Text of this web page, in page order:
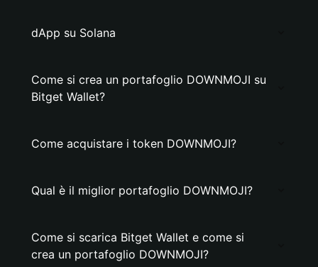
dApp su Solana
Come si crea un portafoglio DOWNMOJI su
Bitget Wallet?
Come acquistare i token DOWNMOJI?
Qual è il miglior portafoglio DOWNMOJI?
Come si scarica Bitget Wallet e come si
crea un portafoglio DOWNMOJI?